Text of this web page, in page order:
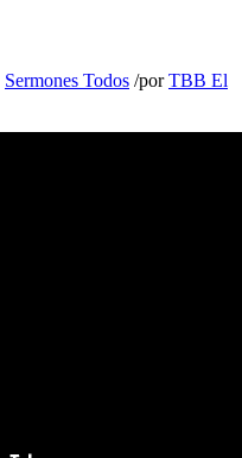
Sermones Todos /porTBB El